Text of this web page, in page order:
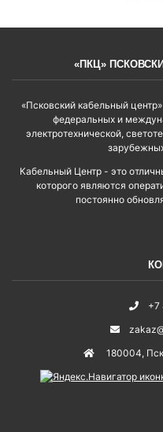
«ПКЦ»
«Псковский кабельный
федеральных и
электротехнической,
Кабельный Центр - это
которого являются
постоянно
+7
180004,